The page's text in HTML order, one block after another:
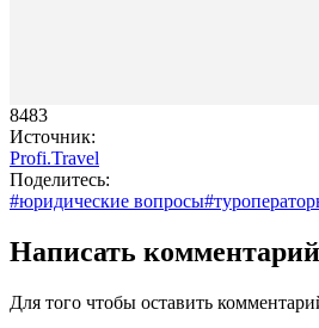
8483
Источник:
Profi.Travel
Поделитесь:
#юридические вопросы
Написать комментарий
Для того чтобы оставить